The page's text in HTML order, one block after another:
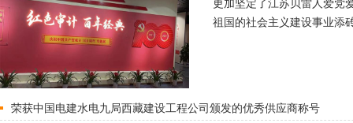
更加坚定了江苏贝雷人爱党
祖国的社会主义建设事业添
荣获中国电建水电九局西藏建设工程公司颁发的优秀供应商称号